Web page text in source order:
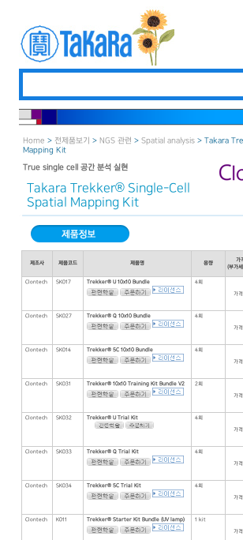
Home > 전제품보기 > NGS 관련 > Spatial analysis > Takara
Mapping Kit
True single cell 공간 분석 실현
Takara Trekker® Single-Cell
Spatial Mapping Kit
제조사 제품코드 제품명 용량
가
(부가
Clontech SK017 Trekker® U 10x10 Bundle 4회
가
Clontech SK027 Trekker® Q 10x10 Bundle 4회
가
Clontech SK014 Trekker® 5C 10x10 Bundle 4회
가
Clontech SK031 Trekker® 10x10 Training Kit Bundle V2 2회
가
Clontech SK032 Trekker® U Trial Kit 4회
가
Clontech SK033 Trekker® Q Trial Kit 4회
가
Clontech SK034 Trekker® 5C Trial Kit 4회
가
Clontech K011 Trekker® Starter Kit Bundle (UV lamp) 1 kit
가